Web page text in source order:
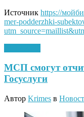
Источник https://
mer-podderzhki-
МСП смогут
Госуслуги
Автор Krimes в